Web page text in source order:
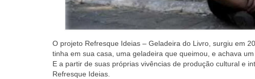
O projeto Refresque Ideias – Geladeira do Livro, surgiu em
tinha em sua casa, uma geladeira que queimou, e achava
E a partir de suas próprias vivências de produção cultural e
Refresque Ideias.